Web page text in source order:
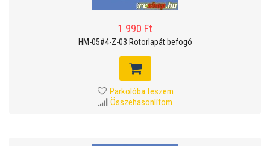
1 990 Ft
HM-05#4-Z-03 Rotorlapát befogó
Parkolóba teszem
Összehasonlítom